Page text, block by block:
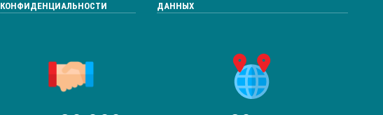
КОНФИДЕНЦИАЛЬНОСТИ
ДАННЫХ